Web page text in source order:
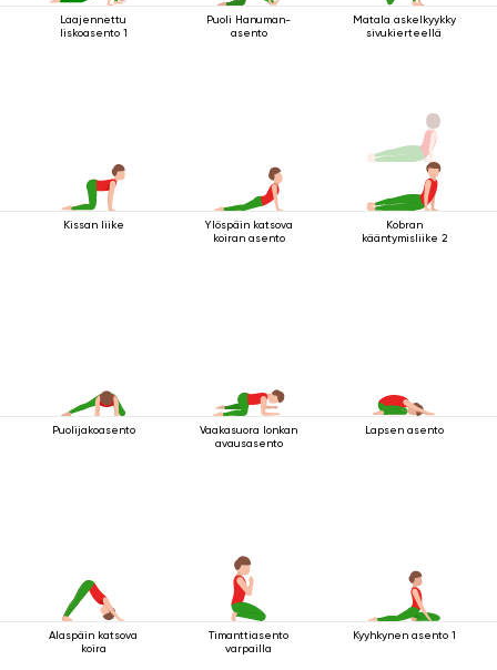
Laajennettu
liskoasento 1
Puoli Hanuman-
asento
Matala askelkyykky
sivukierteellä
Kissan liike
Ylöspäin katsova
koiran asento
Kobran
kääntymisliike 2
Puolijakoasento
Vaakasuora lonkan
avausasento
Lapsen asento
Alaspäin katsova
koira
Timanttiasento
varpailla
Kyyhkynen asento 1